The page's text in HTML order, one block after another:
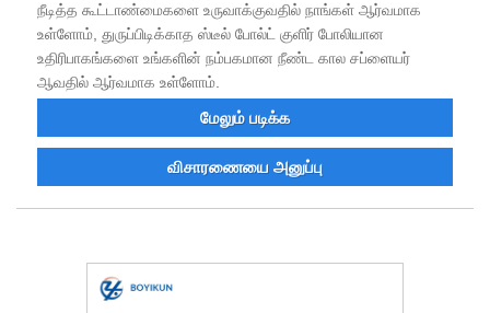
நீடித்த கூட்டாண்மைகளை உருவாக்குவதில் நாங்கள் ஆர்வமாக
உள்ளோம், துருப்பிடிக்காத ஸ்டீல் போல்ட் குளிர் போலியான
உதிரிபாகங்களை உங்களின் நம்பகமான நீண்ட கால சப்ளையர்
ஆவதில் ஆர்வமாக உள்ளோம்.
மேலும் படிக்க
விசாரணையை அனுப்பு